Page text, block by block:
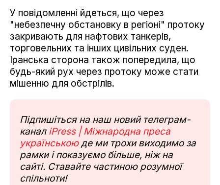
У повідомленні йдеться, що через
"небезпечну обстановку в регіоні" протоку
закривають для нафтових танкерів,
торговельних та інших цивільних суден.
Іранська сторона також попередила, що
будь-який рух через протоку може стати
мішенню для обстрілів.
Підпишіться на наш новий телеграм-
канал iPress | Міжнародна преса
українськоюде ми трохи виходимо за
рамки і показуємо більше, ніж на
сайті. Ставайте частиною розумної
спільноти!